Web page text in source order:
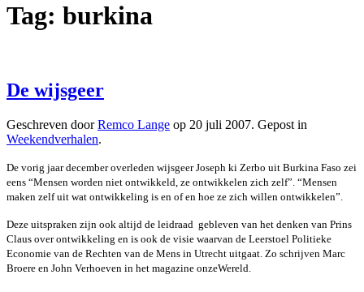
Tag: burkina
De wijsgeer
Geschreven doorRemco Lange op 20 juli 2007. Gepost in
Weekendverhalen.
De vorig jaar december overleden wijsgeer Joseph ki Zerbo uit Burkina Faso zei
eens “Mensen worden niet ontwikkeld, ze ontwikkelen zich zelf”. “Mensen
maken zelf uit wat ontwikkeling is en of en hoe ze zich willen ontwikkelen”.
Deze uitspraken zijn ook altijd de leidraad gebleven van het denken van Prins
Claus over ontwikkeling en is ook de visie waarvan de Leerstoel Politieke
Economie van de Rechten van de Mens in Utrecht uitgaat. Zo schrijven Marc
Broere en John Verhoeven in het magazine onzeWereld.